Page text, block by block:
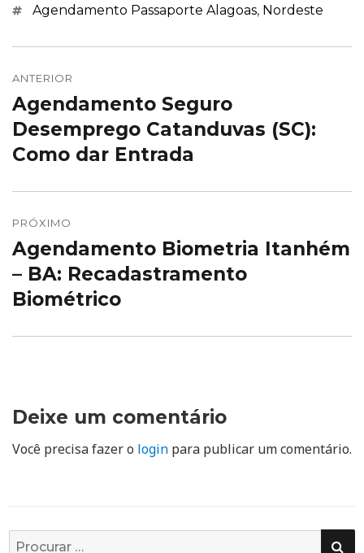
Marcações
Agendamento Passaporte Alagoas, Nordeste
de
Post
ANTERIOR
Post
anterior:
Agendamento Seguro
Desemprego Catanduvas (SC):
Como dar Entrada
PRÓXIMO
Próximo
post:
Agendamento Biometria Itanhém
– BA: Recadastramento
Biométrico
Deixe um comentário
Você precisa fazer o login para publicar um comentário.
Busca